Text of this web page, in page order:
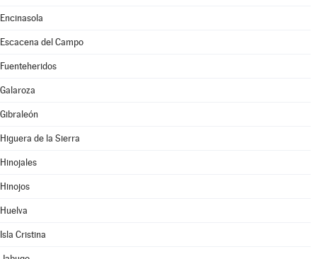
Encinasola
Escacena del Campo
Fuenteheridos
Galaroza
Gibraleón
Higuera de la Sierra
Hinojales
Hinojos
Huelva
Isla Cristina